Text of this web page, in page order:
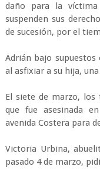
daño para la
suspenden sus
de sucesión, por el
Adrián bajo
al asfixiar a su hija,
El siete de marzo, los
que fue asesinada
avenida Costera para
Victoria Urbina,
pasado 4 de marzo,